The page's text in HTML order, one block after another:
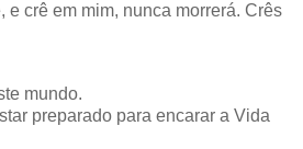
e crê em mim, nunca morrerá. Crês
mundo.
preparado para encarar a Vida